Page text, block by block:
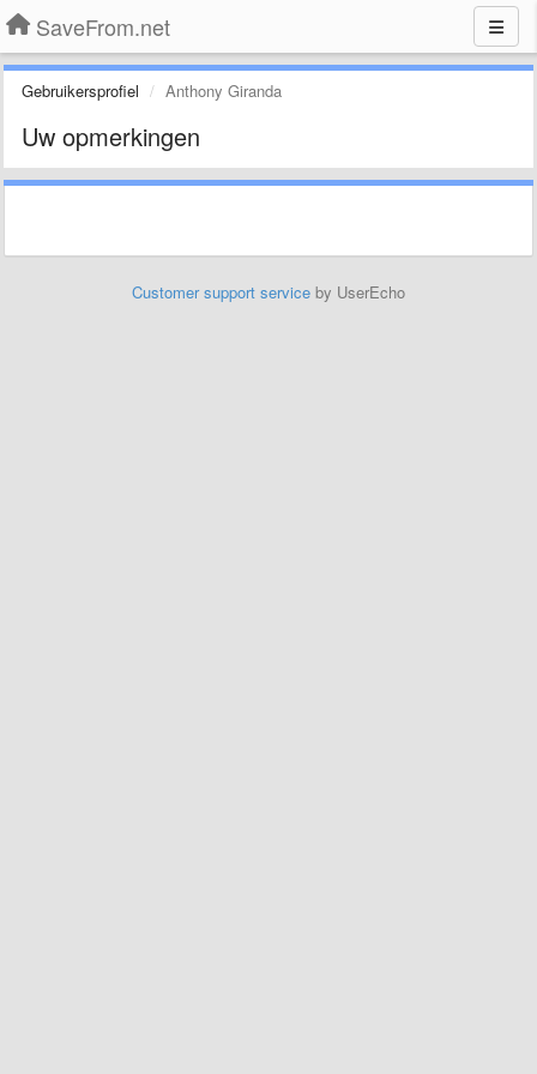
SaveFrom.net
Gebruikersprofiel Anthony Giranda
Uw opmerkingen
Customer support service by UserEcho